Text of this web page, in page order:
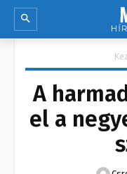
A
el a